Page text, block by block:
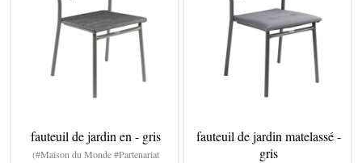
fauteuil de jardin en - gris
(#Maison du Monde #Partenariat
fauteuil de jardin matelassé -
gris